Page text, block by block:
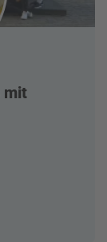
mit